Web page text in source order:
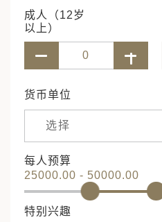
成人（12岁
以上）
货币单位
选择
每人预算
25000.00 - 50000.00
特别兴趣